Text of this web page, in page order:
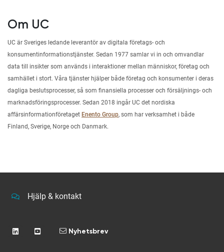
Om UC
UC är Sveriges ledande leverantör av digitala företags- och
konsumentinformationstjänster. Sedan 1977 samlar vi in och omvandlar
data till insikter som används i interaktioner mellan människor, företag och
samhället i stort. Våra tjänster hjälper både företag och konsumenter i deras
dagliga beslutsprocesser, så som finansiella processer och försäljnings- och
marknadsföringsprocesser. Sedan 2018 ingår UC det nordiska
affärsinformationföretaget Enento Group, som har verksamhet i både
Finland, Sverige, Norge och Danmark.
Hjälp & kontakt
Nyhetsbrev